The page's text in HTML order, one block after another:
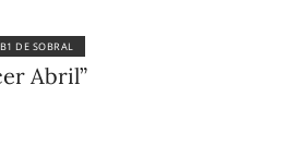
DE SOBRAL
Abril”